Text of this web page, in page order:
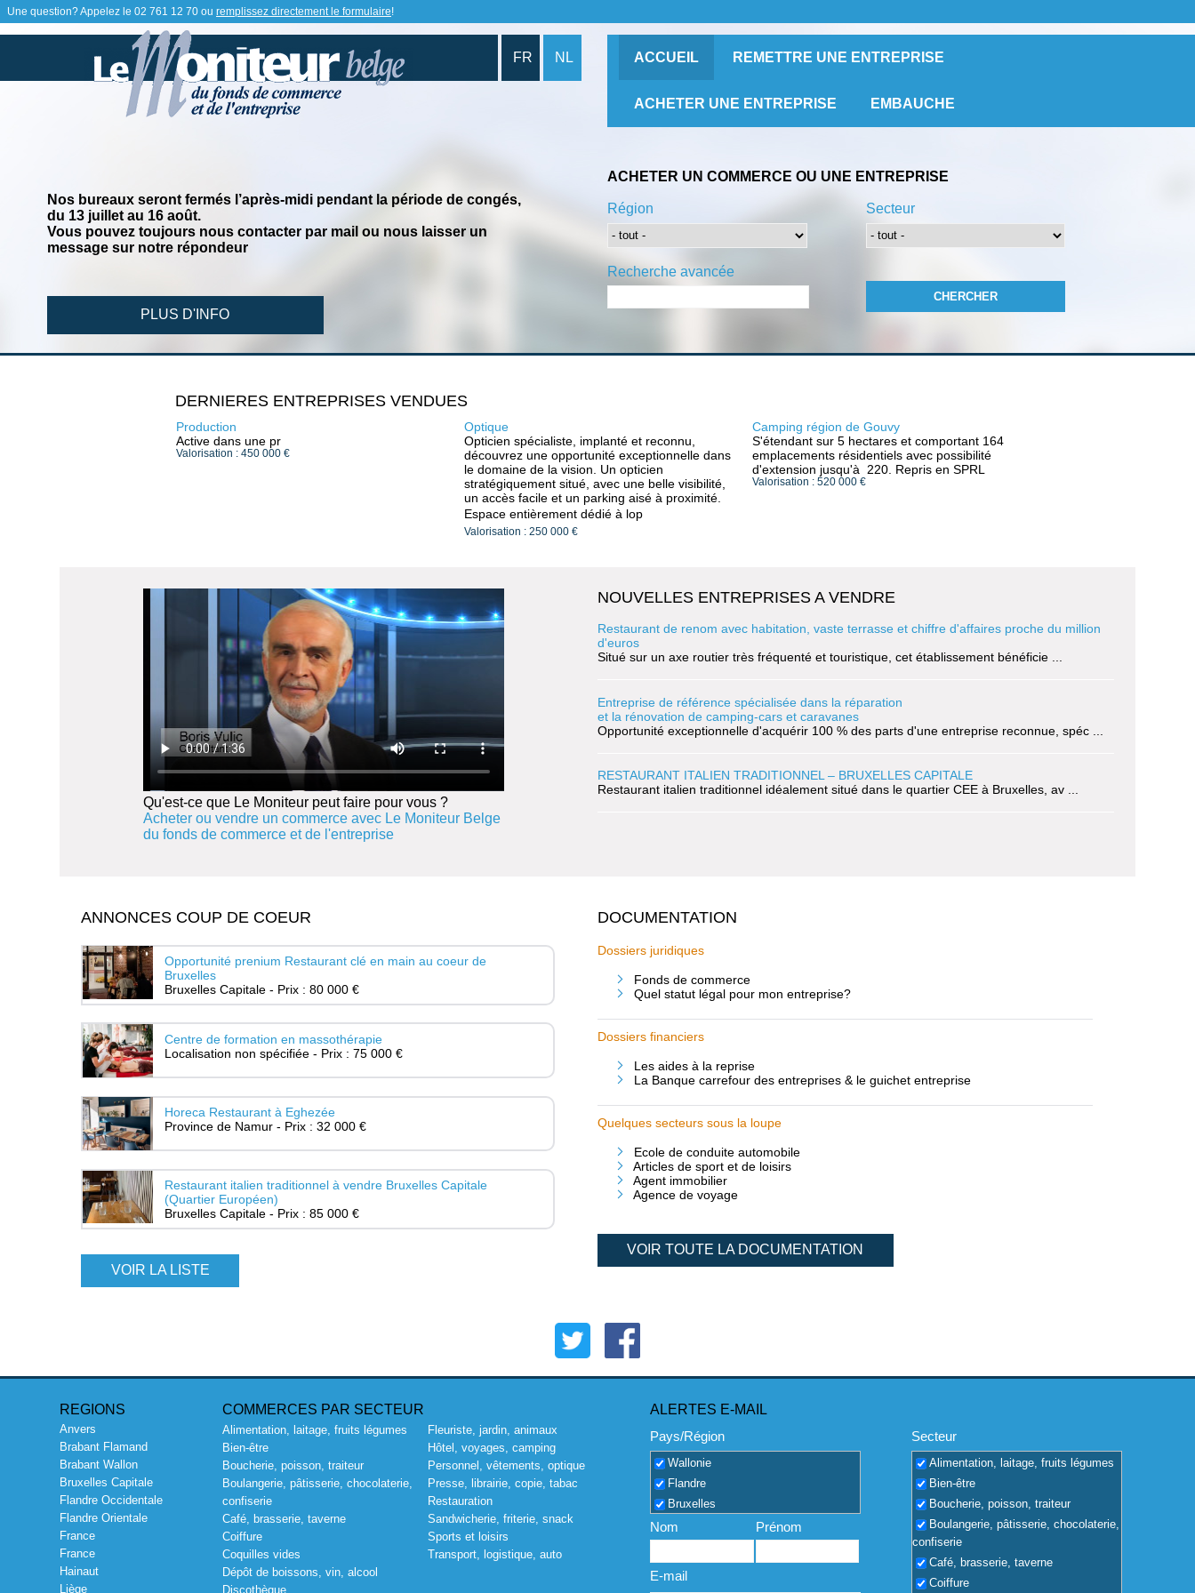
Une question? Appelez le 02 761 12 70 ou remplissez directement le formulaire!
FR NL ACCUEIL REMETTRE UNE ENTREPRISE
ACHETER UNE ENTREPRISE EMBAUCHE
Nos bureaux seront fermés l’après-midi pendant la période de congés,
du 13 juillet au 16 août.
Vous pouvez toujours nous contacter par mail ou nous laisser un
message sur notre répondeur
PLUS D'INFO
ACHETER UN COMMERCE OU UNE ENTREPRISE
Région
Recherche avancée
Secteur
DERNIERES ENTREPRISES VENDUES
Production
Active dans une pr
Valorisation : 450 000 €
Optique
Opticien spécialiste, implanté et reconnu,
découvrez une opportunité exceptionnelle dans
le domaine de la vision. Un opticien
stratégiquement situé, avec une belle visibilité,
un accès facile et un parking aisé à proximité.
Espace entièrement dédié à lop
Valorisation : 250 000 €
Camping région de Gouvy
S'étendant sur 5 hectares et comportant 164
emplacements résidentiels avec possibilité
d'extension jusqu'à 220. Repris en SPRL
Valorisation : 520 000 €
Qu'est-ce que Le Moniteur peut faire pour vous ?
Acheter ou vendre un commerce avec Le Moniteur Belge
du fonds de commerce et de l'entreprise
NOUVELLES ENTREPRISES A VENDRE
Restaurant de renom avec habitation, vaste terrasse et chiffre d'affaires proche du million
d'euros
Situé sur un axe routier très fréquenté et touristique, cet établissement bénéficie ...
Entreprise de référence spécialisée dans la réparation
et la rénovation de camping-cars et caravanes
Opportunité exceptionnelle d'acquérir 100 % des parts d'une entreprise reconnue, spéc ...
RESTAURANT ITALIEN TRADITIONNEL – BRUXELLES CAPITALE
Restaurant italien traditionnel idéalement situé dans le quartier CEE à Bruxelles, av ...
ANNONCES COUP DE COEUR
Opportunité prenium Restaurant clé en main au coeur de
Bruxelles
Bruxelles Capitale - Prix : 80 000 €
Centre de formation en massothérapie
Localisation non spécifiée - Prix : 75 000 €
Horeca Restaurant à Eghezée
Province de Namur - Prix : 32 000 €
Restaurant italien traditionnel à vendre Bruxelles Capitale
(Quartier Européen)
Bruxelles Capitale - Prix : 85 000 €
VOIR LA LISTE
DOCUMENTATION
Dossiers juridiques
Fonds de commerce
Quel statut légal pour mon entreprise?
Dossiers financiers
Les aides à la reprise
La Banque carrefour des entreprises & le guichet entreprise
Quelques secteurs sous la loupe
Ecole de conduite automobile
Articles de sport et de loisirs
Agent immobilier
Agence de voyage
VOIR TOUTE LA DOCUMENTATION
REGIONS
Anvers
Brabant Flamand
Brabant Wallon
Bruxelles Capitale
Flandre Occidentale
Flandre Orientale
France
France
Hainaut
Liège
COMMERCES PAR SECTEUR
Alimentation, laitage, fruits légumes
Bien-être
Boucherie, poisson, traiteur
Boulangerie, pâtisserie, chocolaterie,
confiserie
Café, brasserie, taverne
Coiffure
Coquilles vides
Dépôt de boissons, vin, alcool
Discothèque
Fleuriste, jardin, animaux
Hôtel, voyages, camping
Personnel, vêtements, optique
Presse, librairie, copie, tabac
Restauration
Sandwicherie, friterie, snack
Sports et loisirs
Transport, logistique, auto
ALERTES E-MAIL
Pays/Région
Wallonie
Flandre
Bruxelles
Nom Prénom
E-mail
Secteur
Alimentation, laitage, fruits légumes
Bien-être
Boucherie, poisson, traiteur
Boulangerie, pâtisserie, chocolaterie,
confiserie
Café, brasserie, taverne
Coiffure